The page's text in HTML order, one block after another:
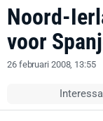
Noord-
voor
26 februari 2008, 13:55